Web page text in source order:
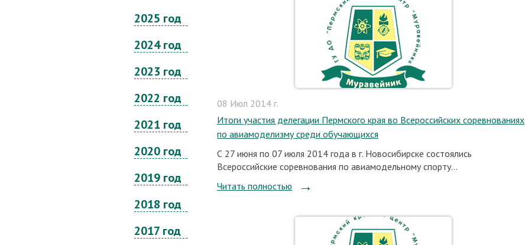
2025 год
2024 год
2023 год
2022 год
2021 год
2020 год
2019 год
2018 год
2017 год
08 Июл 2014 г.
Итоги участия делегации Пермского края во Всероссийских соревнованиях
по авиамоделизму среди обучающихся
С 27 июня по 07 июля 2014 года в г. Новосибирске состоялись
Всероссийские соревнования по авиамодельному спорту...
Читать полностью